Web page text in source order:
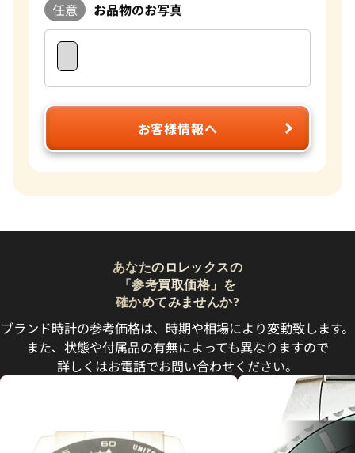
任意 お品物のお写真
お客様情報へ
あなたのロレックスの
「参考買取価格」を
確かめてみませんか?
ブランド時計の参考価格は、時期や相場により変動致します。
また、状態や付属品の有無によっても異なりますので
詳しくはお電話でお問い合わせください。